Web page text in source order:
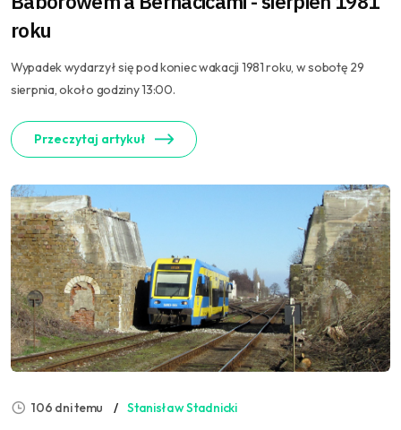
roku
Wypadek wydarzył się pod koniec wakacji 1981 roku, w sobotę 29
sierpnia, około godziny 13:00.
Przeczytaj artykuł
106 dni temu Stanisław Stadnicki